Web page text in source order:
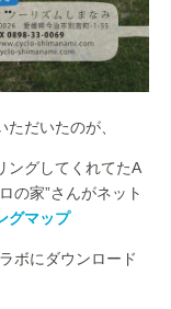
だいたのが、
ングしてくれてたA
の家”さんがネット
グマップ
ボにダウンロード